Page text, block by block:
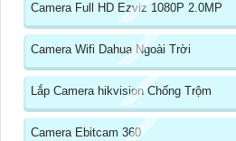
Camera Full HD Ezviz 1080P 2.0MP
Camera Wifi Dahua Ngoài Trời
Lắp Camera hikvision Chống Trộm
Camera Ebitcam 360